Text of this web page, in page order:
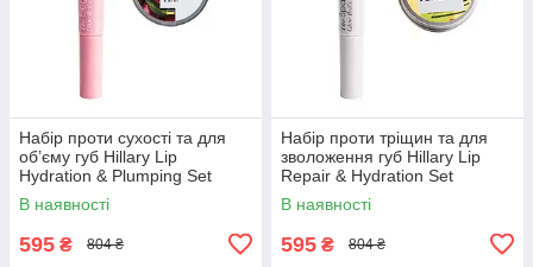
Набір проти сухості та для
об’єму губ Hillary Lip
Hydration & Plumping Set
В наявності
595 ₴ 804 ₴
Набір проти тріщин та для
зволоження губ Hillary Lip
Repair & Hydration Set
В наявності
595 ₴ 804 ₴